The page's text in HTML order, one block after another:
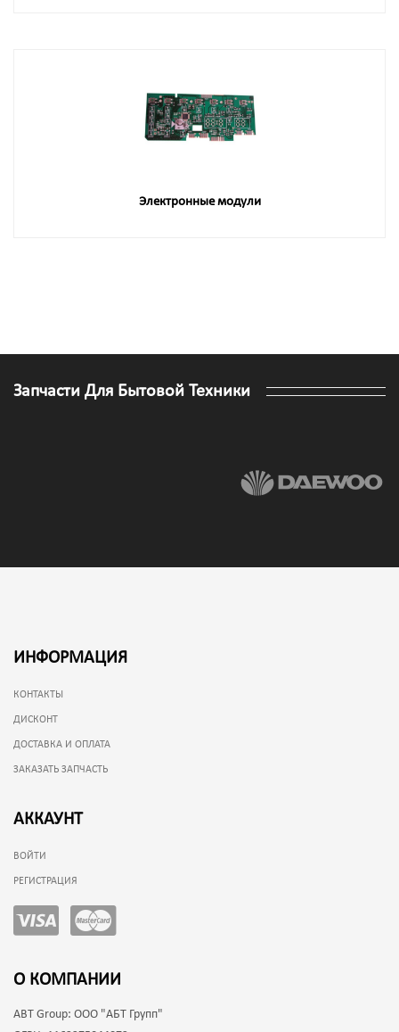
Электронные модули
Запчасти Для Бытовой Техники
ИНФОРМАЦИЯ
КОНТАКТЫ
ДИСКОНТ
ДОСТАВКА И ОПЛАТА
ЗАКАЗАТЬ ЗАПЧАСТЬ
АККАУНТ
ВОЙТИ
РЕГИСТРАЦИЯ
О КОМПАНИИ
ABT Group: ООО "АБТ Групп"